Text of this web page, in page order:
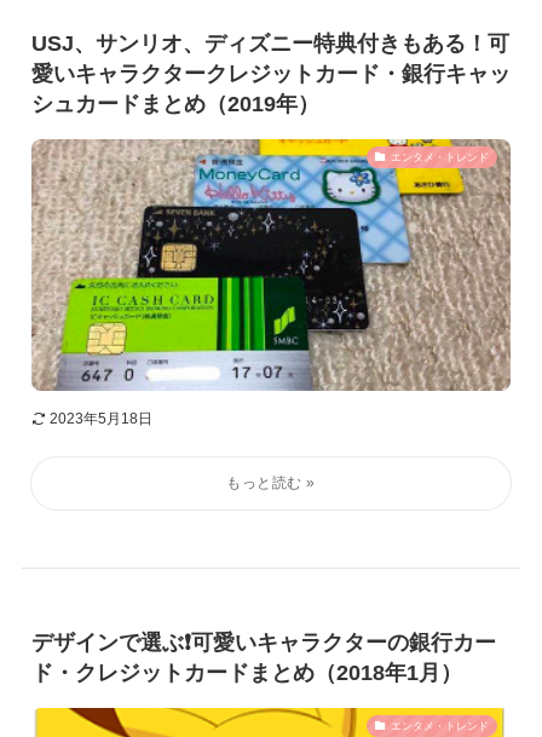
USJ、サンリオ、ディズニー特典付きもある！可
愛いキャラクタークレジットカード・銀行キャッ
シュカードまとめ（2019年）
エンタメ・トレンド
2023年5月18日
デザインで選ぶ❗️可愛いキャラクターの銀行カー
ド・クレジットカードまとめ（2018年1月）
エンタメ・トレンド